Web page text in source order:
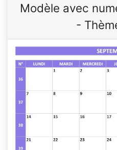
Modèle avec
-